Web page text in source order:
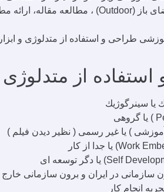
طراحی و استفاده از متدلوژی و
یا سينرگوژيك
) یا غير رسمی ( نظير ديدن فيلم )
در ايران و برون سازمانی خارج
انجام كار